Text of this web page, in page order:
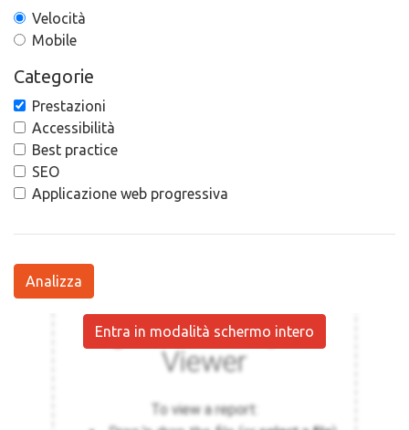
Velocità
Mobile
Categorie
Prestazioni
Accessibilità
Best practice
SEO
Applicazione web progressiva
Analizza
Entra in modalità schermo intero